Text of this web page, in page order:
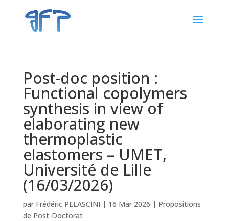
Post-doc position :
Functional copolymers
synthesis in view of
elaborating new
thermoplastic
elastomers – UMET,
Université de Lille
(16/03/2026)
par Frédéric PELASCINI | 16 Mar 2026 | Propositions
de Post-Doctorat